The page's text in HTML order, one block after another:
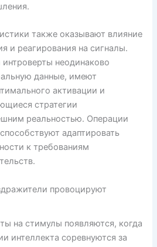
также оказывают влияние
и реагирования на сигналы.
неодинаково
данные, имеют
активации и
стратегии
реальностью. Операции
адаптировать
к требованиям
провоцируют
на стимулы появляются, когда
интеллекта соревнуются за